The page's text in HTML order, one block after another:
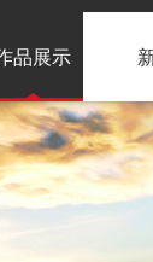
品展示